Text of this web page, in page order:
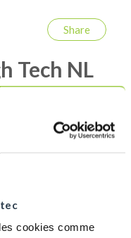
cookies comme
Share
Tech NL
Chemicals现已成
在欧洲最具活力的高科技
医疗和能源等高可靠性